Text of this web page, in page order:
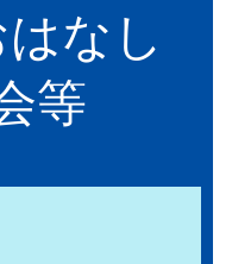
なし
等